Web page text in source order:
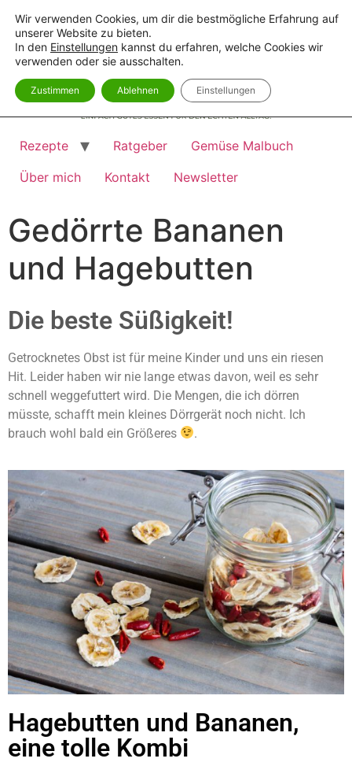
Rezepte Ratgeber
Gemüse Malbuch
Über mich
Kontakt Newsletter
Gedörrte Bananen
und Hagebutten
Die beste Süßigkeit!
Getrocknetes Obst ist für meine Kinder und uns ein riesen
Hit. Leider haben wir nie lange etwas davon, weil es sehr
schnell weggefuttert wird. Die Mengen, die ich dörren
müsste, schafft mein kleines Dörrgerät noch nicht. Ich
brauch wohl bald ein Größeres
.
Hagebutten und Bananen,
eine tolle Kombi
Wir verwenden Cookies, um dir die bestmögliche Erfahrung auf
unserer Website zu bieten.
In den Einstellungen kannst du erfahren, welche Cookies wir
verwenden oder sie ausschalten.
Zustimmen Ablehnen Einstellungen